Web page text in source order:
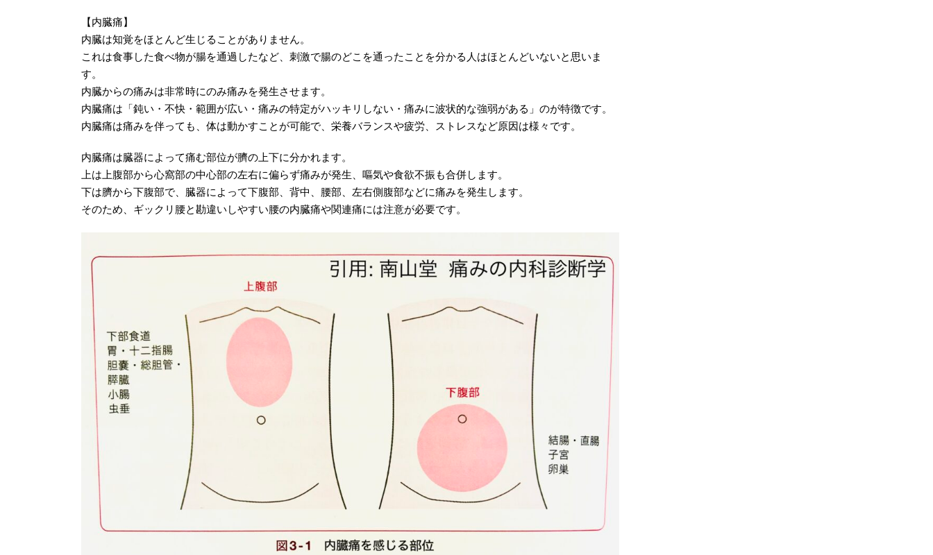
【内臓痛】
内臓は知覚をほとんど生じることがありません。
これは食事した食べ物が腸を通過したなど、刺激で腸のどこを通ったことを分かる人はほとんどいないと思いま
す。
内臓からの痛みは非常時にのみ痛みを発生させます。
内臓痛は「鈍い・不快・範囲が広い・痛みの特定がハッキリしない・痛みに波状的な強弱がある」のが特徴です。
内臓痛は痛みを伴っても、体は動かすことが可能で、栄養バランスや疲労、ストレスなど原因は様々です。
内臓痛は臓器によって痛む部位が臍の上下に分かれます。
上は上腹部から心窩部の中心部の左右に偏らず痛みが発生、嘔気や食欲不振も合併します。
下は臍から下腹部で、臓器によって下腹部、背中、腰部、左右側腹部などに痛みを発生します。
そのため、ギックリ腰と勘違いしやすい腰の内臓痛や関連痛には注意が必要です。